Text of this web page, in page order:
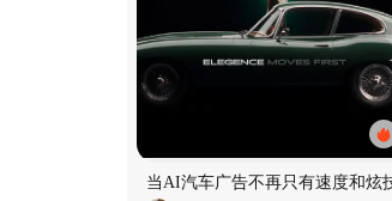
当AI汽车广告不再只有速度和炫